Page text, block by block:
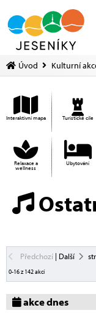
Úvod Kulturní
Interaktivní mapa Turistické cíle
Relaxace a
wellness
Ubytování
Předchozí| Další
0-16 z 142 akcí
akce dnes